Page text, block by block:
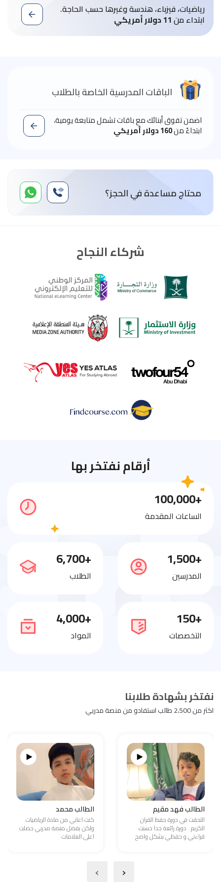
رياضيات، فيزباء، هندسة وغيرها حسب الحاجة.
ابتداء من11 دولار أمريكي
الباقات المدرسية الخاصة بالطلاب
اضمن تفوق أبنائك مع باقات تشمل متابعة يومية،
ابتداءً من160 دولار أمريكي
محتاج مساعدة في الحجز؟
شركاء النجاح
أرقام نفتخر بها
+100,000
الساعات المقدمة
+1,500
المدرسين
+6,700
الطلاب
+150
التخصصات
+4,000
المواد
نفتخر بشهادة طلابنا
اكثر من 2،500 طالب استفادو من منصة مدربي
الطالب فهد مقيم
التحقت في دورة حفظ القران
الكريم . دورة رائعة جدا حسنت
قراءتي و حفظي بشكل واضح
الطالب محمد
كنت اعاني من مادة الرياضيات
ولكن بفضل منصة مدربي حصلت
اعلى العلامات
‹
›